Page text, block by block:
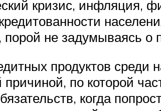
кризис, инфляция,
не задумываясь о
продуктов среди
по которой
когда